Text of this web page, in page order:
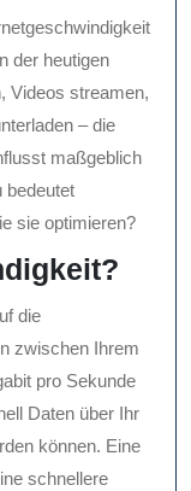
der heutigen
Videos streamen,
– die
maßgeblich
bedeutet
sie optimieren?
die
zwischen Ihrem
pro Sekunde
Daten über Ihr
können. Eine
schnellere